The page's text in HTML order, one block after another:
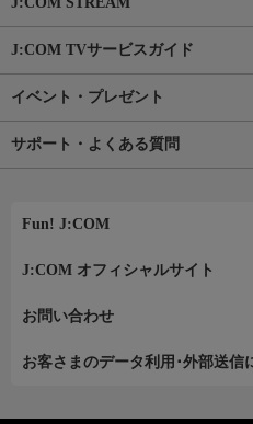
J:COM TVサービスガイド
イベント・プレゼント
サポート・よくある質問
Fun! J:COM
J:COM オフィシャルサイト
お問い合わせ
お客さまのデータ利用･外部送信